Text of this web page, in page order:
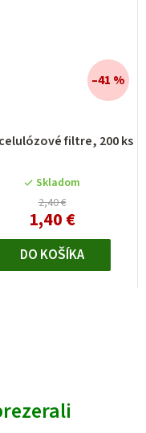
celulózové filtre, 200 ks
Skladom
2,40 €
1,40 €
–41 %
DO KOŠÍKA